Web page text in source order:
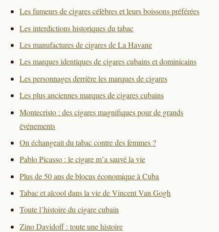
Les fumeurs de cigares célèbres et leurs boissons préférées
Les interdictions historiques du tabac
Les manufactures de cigares de La Havane
Les marques identiques de cigares cubains et dominicains
Les personnages derrière les marques de cigares
Les plus anciennes marques de cigares cubains
Montecristo : des cigares magnifiques pour de grands
événements
On échangeait du tabac contre des femmes ?
Pablo Picasso : le cigare m’a sauvé la vie
Plus de 50 ans de blocus économique à Cuba
Tabac et alcool dans la vie de Vincent Van Gogh
Toute l’histoire du cigare cubain
Zino Davidoff : toute une histoire